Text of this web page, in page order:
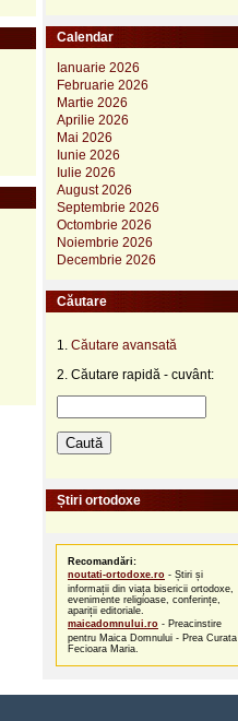
Calendar
Ianuarie 2026
Februarie 2026
Martie 2026
Aprilie 2026
Mai 2026
Iunie 2026
Iulie 2026
August 2026
Septembrie 2026
Octombrie 2026
Noiembrie 2026
Decembrie 2026
Căutare
1. Căutare avansată
2. Căutare rapidă - cuvânt:
Știri ortodoxe
Recomandări:
noutati-ortodoxe.ro - Știri și
informații din viața bisericii ortodoxe,
evenimente religioase, conferințe,
apariții editoriale.
maicadomnului.ro - Preacinstire
pentru Maica Domnului - Prea Curata
Fecioara Maria.